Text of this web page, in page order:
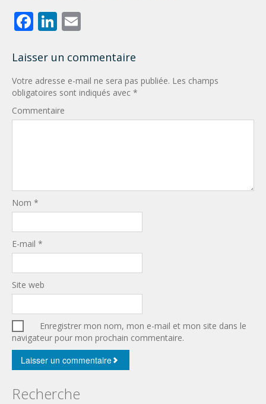
Facebook
LinkedIn
Laisser un commentaire
Votre adresse e-mail ne sera pas publiée. Les champs
obligatoires sont indiqués avec *
Commentaire
Nom *
E-mail *
Site web
Enregistrer mon nom, mon e-mail et mon site dans le
navigateur pour mon prochain commentaire.
Recherche